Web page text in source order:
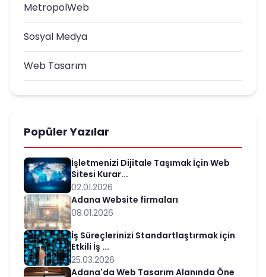
MetropolWeb
Sosyal Medya
Web Tasarım
Popüler Yazılar
İşletmenizi Dijitale Taşımak İçin Web
Sitesi Kurar...
02.01.2026
Adana Website firmaları
08.01.2026
İş Süreçlerinizi Standartlaştırmak için
Etkili İş ...
25.03.2026
Adana'da Web Tasarım Alanında Öne